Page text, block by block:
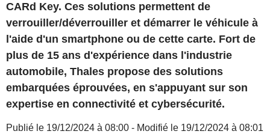
CARd Key. Ces solutions permettent de
verrouiller/déverrouiller et démarrer le véhicule à
l'aide d'un smartphone ou de cette carte. Fort de
plus de 15 ans d'expérience dans l'industrie
automobile, Thales propose des solutions
embarquées éprouvées, en s'appuyant sur son
expertise en connectivité et cybersécurité.
Publié le 19/12/2024 à 08:00 - Modifié le 19/12/2024 à 08:01